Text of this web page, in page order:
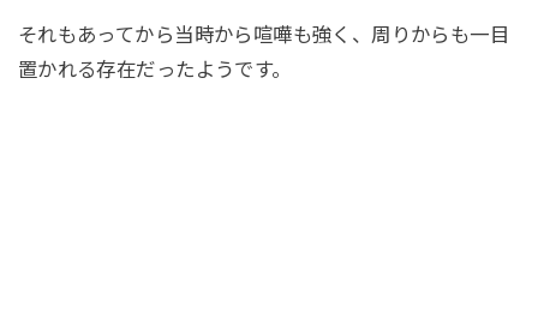
それもあってから当時から喧嘩も強く、周りからも一目
置かれる存在だったようです。